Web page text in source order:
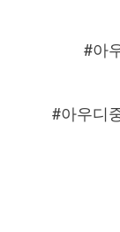
#아
#아우디